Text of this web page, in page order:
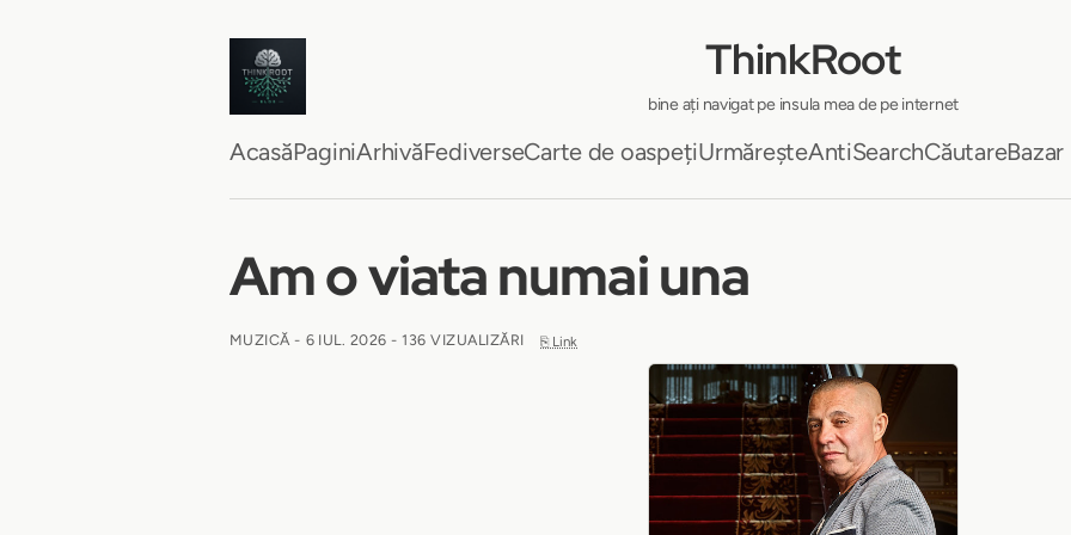
ThinkRoot
bine ați navigat pe insula mea de pe internet
AcasăPaginiArhivăFediverseCarte de oaspețiUrmăreșteAntiSearchCăutare
Am o viata numai una
MUZICĂ - 6 IUL. 2026 - 136 VIZUALIZĂRI ⎘ Link